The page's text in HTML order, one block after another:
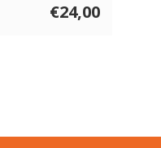
€24,00